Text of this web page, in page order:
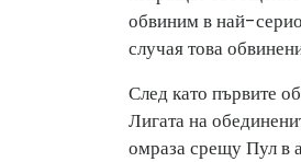
обвиним в най-
случая това
След като първите
Лигата на
омраза срещу Пул в